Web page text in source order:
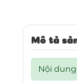
Mô tả
Nội